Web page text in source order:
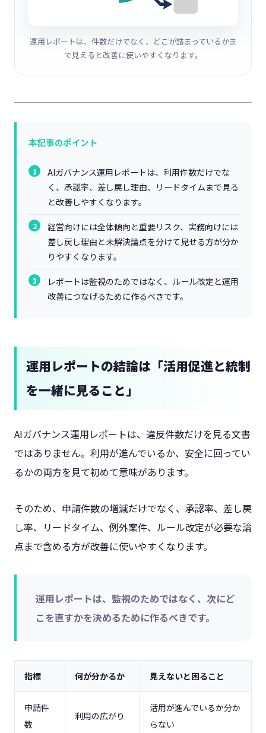
運用レポートは、件数だけでなく、どこが詰まっているかま
で見えると改善に使いやすくなります。
本記事のポイント
AIガバナンス運用レポートは、利用件数だけでな
く、承認率、差し戻し理由、リードタイムまで見る
と改善しやすくなります。
経営向けには全体傾向と重要リスク、実務向けには
差し戻し理由と未解決論点を分けて見せる方が分か
りやすくなります。
レポートは監視のためではなく、ルール改定と運用
改善につなげるために作るべきです。
運用レポートの結論は「活用促進と統制
を一緒に見ること」
AIガバナンス運用レポートは、違反件数だけを見る文書
ではありません。利用が進んでいるか、安全に回ってい
るかの両方を見て初めて意味があります。
そのため、申請件数の増減だけでなく、承認率、差し戻
し率、リードタイム、例外案件、ルール改定が必要な論
点まで含める方が改善に使いやすくなります。
運用レポートは、監視のためではなく、次にど
こを直すかを決めるために作るべきです。
指標 何が分かるか 見えないと困ること
申請件
数
利用の広がり
活用が進んでいるか分か
らない